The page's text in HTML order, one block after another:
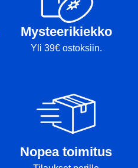
Mysteerikiekko
Yli 39€ ostoksiin.
Nopea toimitus